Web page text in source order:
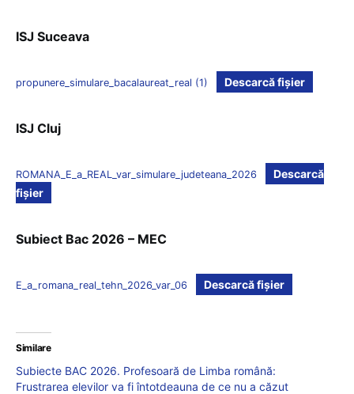
ISJ Suceava
propunere_simulare_bacalaureat_real (1) Descarcă fișier
ISJ Cluj
ROMANA_E_a_REAL_var_simulare_judeteana_2026
Descarcă
fișier
Subiect Bac 2026 – MEC
E_a_romana_real_tehn_2026_var_06 Descarcă fișier
Similare
Subiecte BAC 2026. Profesoară de Limba română:
Frustrarea elevilor va fi întotdeauna de ce nu a căzut